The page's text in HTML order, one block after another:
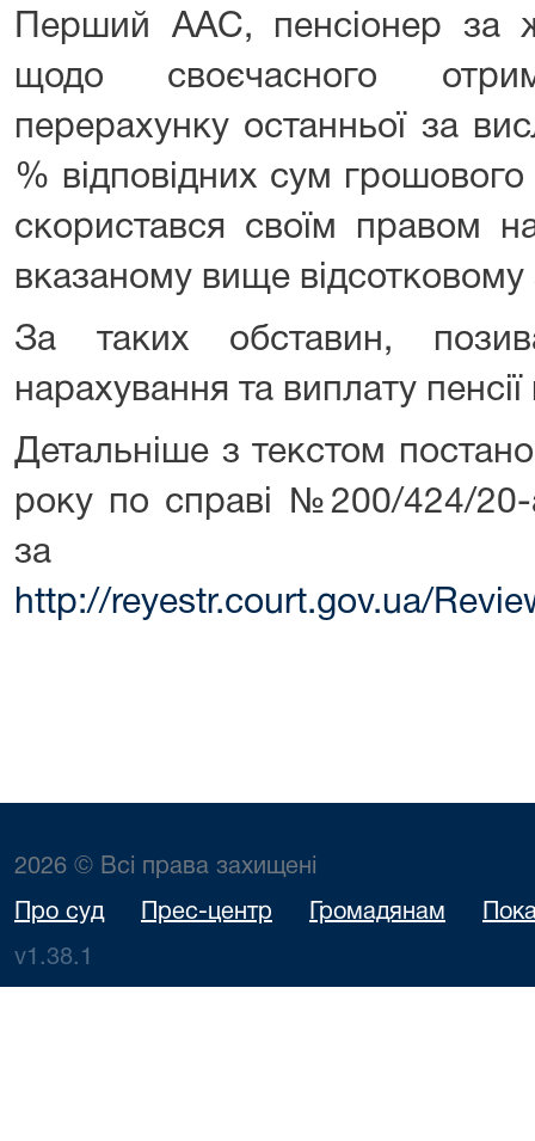
Перший ААС, пенсіонер за
щодо своєчасного
перерахунку останньої за
% відповідних сум
скористався своїм правом
вказаному вище відсотковому
За таких обставин,
нарахування та виплату
Детальніше з текстом
року по справі №200/424/
за
http://reyestr.court.gov.ua/
2026 © Всі права захищені
Про суд Прес-центр Громадянам
v1.38.1